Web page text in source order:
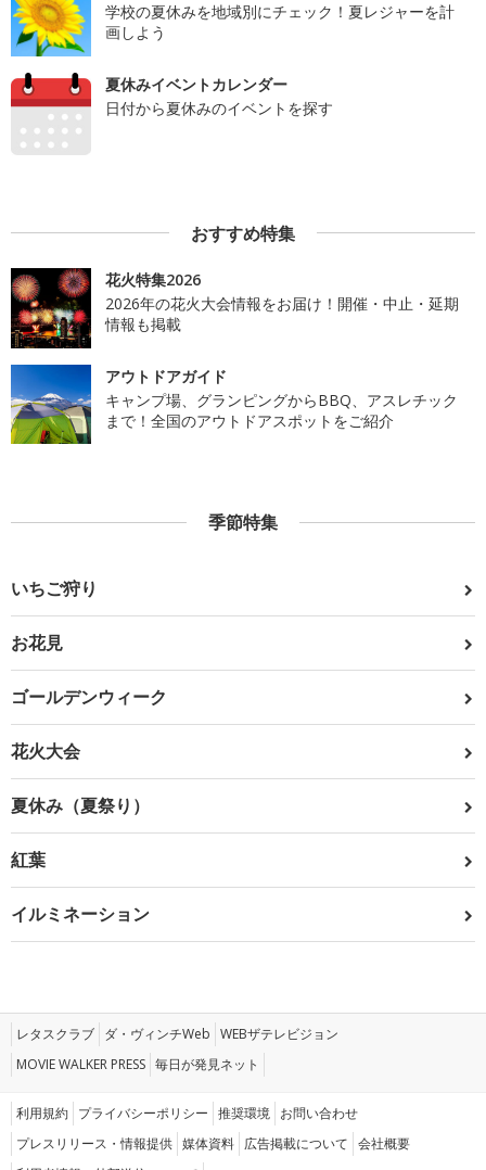
学校の夏休みを地域別にチェック！夏レジャーを計
画しよう
夏休みイベントカレンダー
日付から夏休みのイベントを探す
おすすめ特集
花火特集2026
2026年の花火大会情報をお届け！開催・中止・延期
情報も掲載
アウトドアガイド
キャンプ場、グランピングからBBQ、アスレチック
まで！全国のアウトドアスポットをご紹介
季節特集
いちご狩り
お花見
ゴールデンウィーク
花火大会
夏休み（夏祭り）
紅葉
イルミネーション
レタスクラブ ダ・ヴィンチWeb WEBザテレビジョン
MOVIE WALKER PRESS 毎日が発見ネット
利用規約 プライバシーポリシー 推奨環境 お問い合わせ
プレスリリース・情報提供 媒体資料 広告掲載について 会社概要